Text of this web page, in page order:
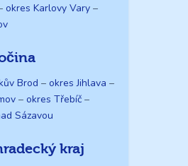
okres Karlovy Vary –
Brod – okres Jihlava –
– okres Třebíč –
Sázavou
kraj